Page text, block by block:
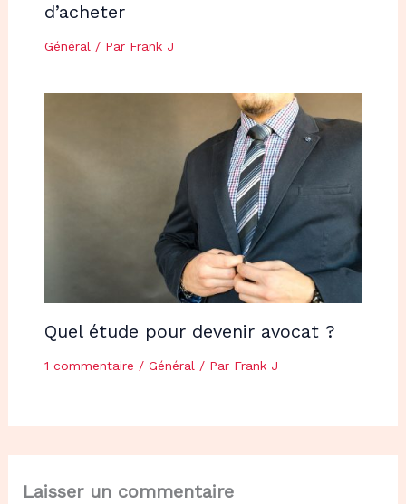
d’acheter
Général/ Par Frank J
Quel étude pour devenir avocat ?
1 commentaire / Général/ Par Frank J
Laisser un commentaire